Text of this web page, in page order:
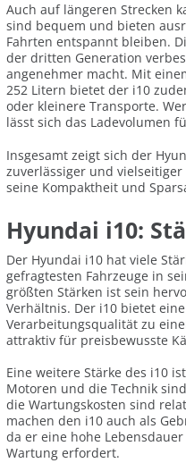
Auch auf längeren Strecken
sind bequem und bieten
Fahrten entspannt bleiben.
der dritten Generation
angenehmer macht. Mit
252 Litern bietet der i10
oder kleinere Transporte.
lässt sich das Ladevolumen
Insgesamt zeigt sich der
zuverlässiger und
seine Kompaktheit und
Hyundai i10:
Der Hyundai i10 hat viele
gefragtesten Fahrzeuge in
größten Stärken ist sein
Verhältnis. Der i10 bietet
Verarbeitungsqualität zu
attraktiv für preisbewusste
Eine weitere Stärke des i10
Motoren und die Technik
die Wartungskosten sind
machen den i10 auch als
da er eine hohe
Wartung erfordert.